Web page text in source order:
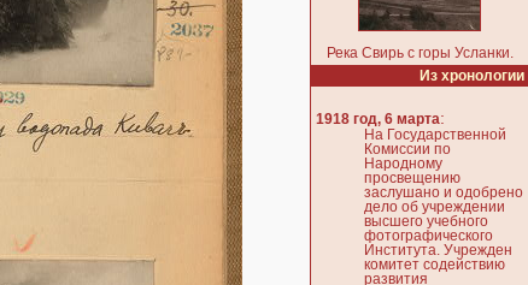
Река Свирь с горы Усланки.
Из хронологии
1918 год, 6 марта:
На Государственной
Комиссии по
Народному
просвещению
заслушано и одобрено
дело об учреждении
высшего учебного
фотографического
Института. Учрежден
комитет содействию
развития